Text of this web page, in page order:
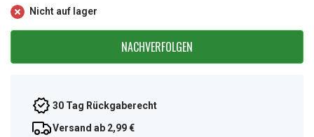
Nicht auf lager
NACHVERFOLGEN
30 Tag Rückgaberecht
Versand ab 2,99 €